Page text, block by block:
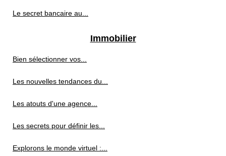
Le secret bancaire au...
Immobilier
Bien sélectionner vos...
Les nouvelles tendances du...
Les atouts d'une agence...
Les secrets pour définir les...
Explorons le monde virtuel :...